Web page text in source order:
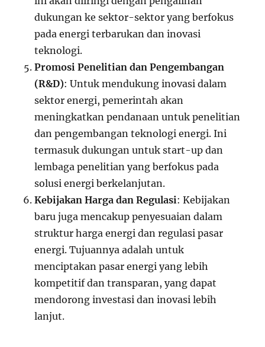
dukungan ke sektor-sektor yang berfokus
pada energi terbarukan dan inovasi
teknologi.
Promosi Penelitian dan Pengembangan
(R&D): Untuk mendukung inovasi dalam
sektor energi, pemerintah akan
meningkatkan pendanaan untuk penelitian
dan pengembangan teknologi energi. Ini
termasuk dukungan untuk start-up dan
lembaga penelitian yang berfokus pada
solusi energi berkelanjutan.
Kebijakan Harga dan Regulasi: Kebijakan
baru juga mencakup penyesuaian dalam
struktur harga energi dan regulasi pasar
energi. Tujuannya adalah untuk
menciptakan pasar energi yang lebih
kompetitif dan transparan, yang dapat
mendorong investasi dan inovasi lebih
lanjut.